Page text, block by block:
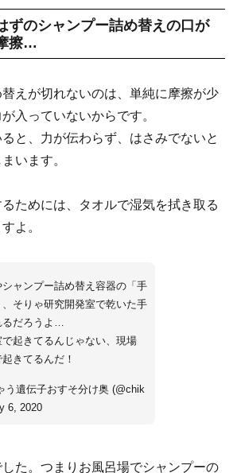
ずのシャンプー詰め替えの口が
擦…
えが切れないのは、単純に摩擦が少
入っていないからです。
と、力が伝わらず、はさみでないと
います。
ためには、タオルで湿気を拭き取る
よ。
ャンプー詰め替え容器の「手
そりゃ研究開発室で乾いた手
るだろうよ…
起きてるんじゃない、現場
起きてるんだ！
遺伝子おすそ分け奥 (@chik
6, 2020
た。つまりお風呂場でシャンプーの